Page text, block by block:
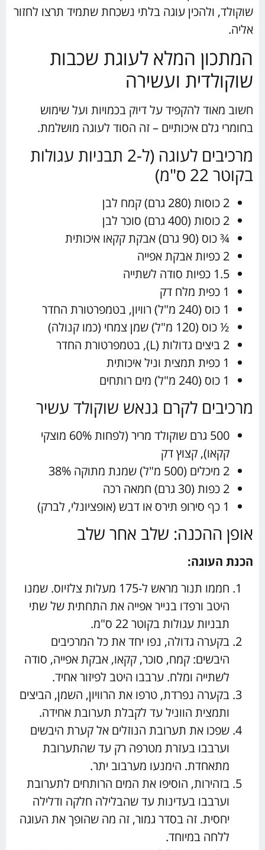
שוקולד, ולהכין עוגה בלתי נשכחת שתמיד תרצו לחזור
אליה.
המתכון המלא לעוגת שכבות
שוקולדית ועשירה
חשוב מאוד להקפיד על דיוק בכמויות ועל שימוש
בחומרי גלם איכותיים – זה הסוד לעוגה מושלמת.
מרכיבים לעוגה (ל-2 תבניות עגולות
בקוטר 22 ס"מ)
2 כוסות (280 גרם) קמח לבן
2 כוסות (400 גרם) סוכר לבן
¾ כוס (90 גרם) אבקת קקאו איכותית
2 כפיות אבקת אפייה
1.5 כפיות סודה לשתייה
1 כפית מלח דק
1 כוס (240 מ"ל) רוויון, בטמפרטורת החדר
½ כוס (120 מ"ל) שמן צמחי (כמו קנולה)
2 ביצים גדולות (L), בטמפרטורת החדר
1 כפית תמצית וניל איכותית
1 כוס (240 מ"ל) מים רותחים
מרכיבים לקרם גנאש שוקולד עשיר
500 גרם שוקולד מריר (לפחות 60% מוצקי
קקאו), קצוץ דק
2 מיכלים (500 מ"ל) שמנת מתוקה 38%
2 כפות (30 גרם) חמאה רכה
1 כף סירופ תירס או דבש (אופציונלי, לברק)
אופן ההכנה: שלב אחר שלב
הכנת העוגה:
חממו תנור מראש ל-175 מעלות צלזיוס. שמנו
היטב ורפדו בנייר אפייה את התחתית של שתי
תבניות עגולות בקוטר 22 ס"מ.
בקערה גדולה, נפו יחד את כל המרכיבים
היבשים: קמח, סוכר, קקאו, אבקת אפייה, סודה
לשתייה ומלח. ערבבו היטב לפיזור אחיד.
בקערה נפרדת, טרפו את הרוויון, השמן, הביצים
ותמצית הווניל עד לקבלת תערובת אחידה.
שפכו את תערובת הנוזלים אל קערת היבשים
וערבבו בעזרת מטרפה רק עד שהתערובת
מתאחדת. הימנעו מערבוב יתר.
בזהירות, הוסיפו את המים הרותחים לתערובת
וערבבו בעדינות עד שהבלילה חלקה ודלילה
יחסית. זה בסדר גמור, זה מה שהופך את העוגה
ללחה במיוחד.